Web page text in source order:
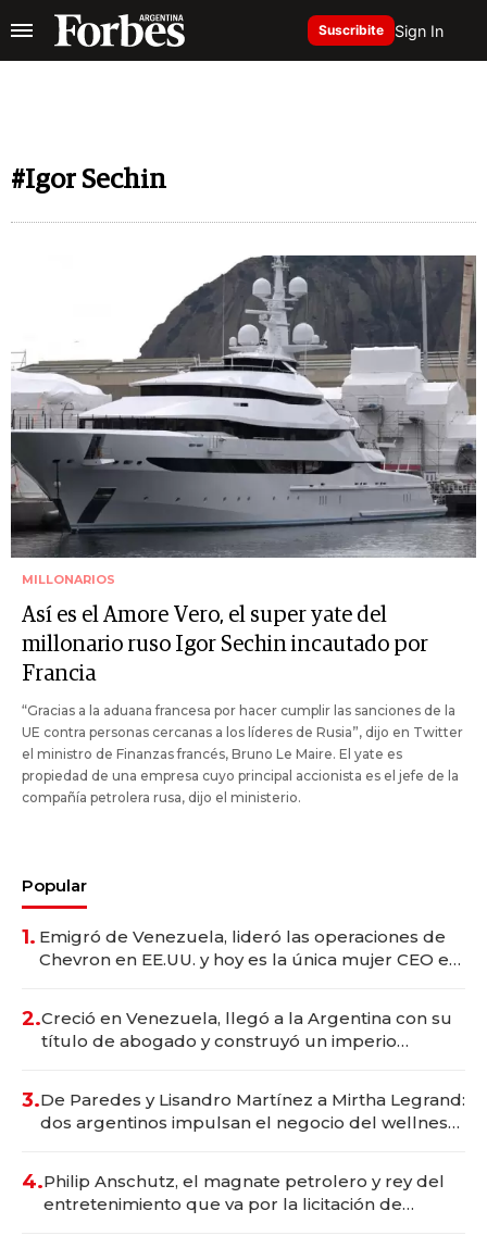
Suscribite Sign In
#Igor Sechin
MILLONARIOS
Así es el Amore Vero, el super yate del
millonario ruso Igor Sechin incautado por
Francia
“Gracias a la aduana francesa por hacer cumplir las sanciones de la
UE contra personas cercanas a los líderes de Rusia”, dijo en Twitter
el ministro de Finanzas francés, Bruno Le Maire. El yate es
propiedad de una empresa cuyo principal accionista es el jefe de la
compañía petrolera rusa, dijo el ministerio.
Popular
1. Emigró de Venezuela, lideró las operaciones de
Chevron en EE.UU. y hoy es la única mujer CEO en
2.Creció en Venezuela, llegó a la Argentina con su
título de abogado y construyó un imperio
3.De Paredes y Lisandro Martínez a Mirtha Legrand:
dos argentinos impulsan el negocio del wellness
4.Philip Anschutz, el magnate petrolero y rey del
entretenimiento que va por la licitación de